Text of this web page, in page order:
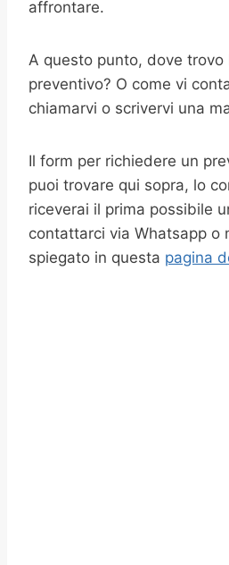
affrontare.
A questo punto, dove trovo
preventivo? O come vi
chiamarvi o scrivervi una
Il form per richiedere un
puoi trovare qui sopra, lo
riceverai il prima possibile
contattarci via Whatsapp o
spiegato in questa pagina